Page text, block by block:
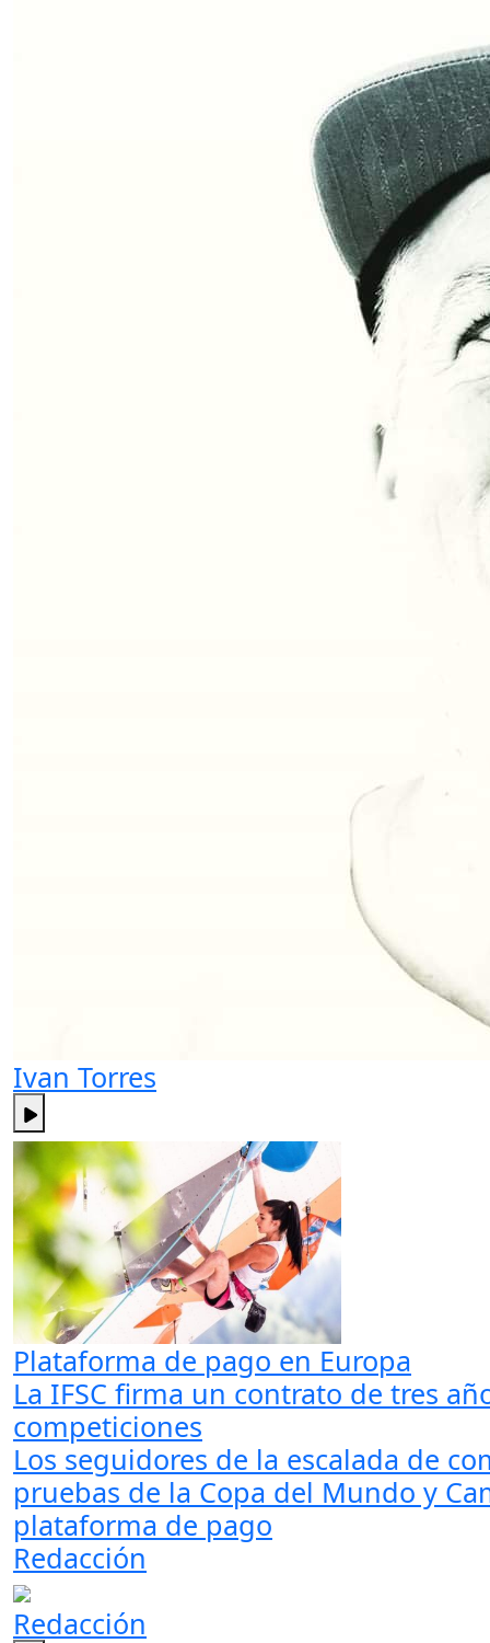
Ivan Torres
Plataforma de pago en Europa
La IFSC firma un contrato de tres
competiciones
Los seguidores de la escalada de
pruebas de la Copa del Mundo y
plataforma de pago
Redacción
Redacción